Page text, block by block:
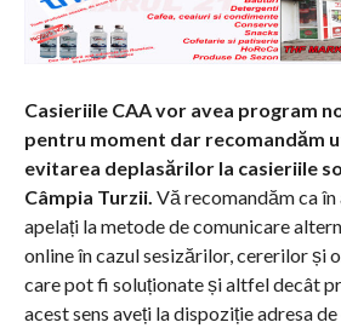
Casieriile CAA vor avea program
pentru moment dar recomandăm
evitarea deplasărilor la casieriile
Câmpia Turzii. Vă recomandăm ca
apelați la metode de comunicare
online în cazul sesizărilor, cererilor și
care pot fi soluționate și altfel decât
acest sens aveți la dispoziție adresa